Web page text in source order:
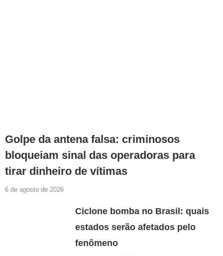
Golpe da antena falsa: criminosos
bloqueiam sinal das operadoras para
tirar dinheiro de vítimas
6 de agosto de 2026
Ciclone bomba no Brasil: quais
estados serão afetados pelo
fenômeno